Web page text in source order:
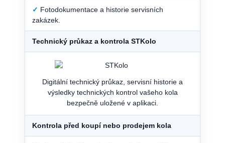
✓ Fotodokumentace a historie servisních
zakázek.
Technický průkaz a kontrola STKolo
Digitální technický průkaz, servisní historie a
výsledky technických kontrol vašeho kola
bezpečně uložené v aplikaci.
Kontrola před koupí nebo prodejem kola